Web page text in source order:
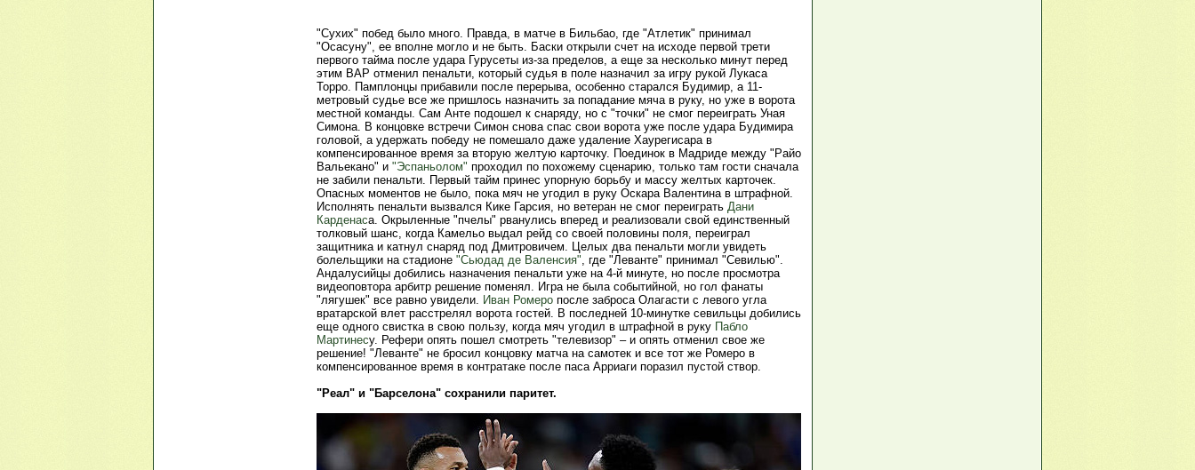
"Сухих" побед было много. Правда, в матче в Бильбао, где "Атлетик" принимал
"Осасуну", ее вполне могло и не быть. Баски открыли счет на исходе первой трети
первого тайма после удара Гурусеты из-за пределов, а еще за несколько минут перед
этим ВАР отменил пенальти, который судья в поле назначил за игру рукой Лукаса
Торро. Памплонцы прибавили после перерыва, особенно старался Будимир, а 11-
метровый судье все же пришлось назначить за попадание мяча в руку, но уже в ворота
местной команды. Сам Анте подошел к снаряду, но с "точки" не смог переиграть Уная
Симона. В концовке встречи Симон снова спас свои ворота уже после удара Будимира
головой, а удержать победу не помешало даже удаление Хаурегисара в
компенсированное время за вторую желтую карточку. Поединок в Мадриде между "Райо
Вальекано" и "Эспаньолом" проходил по похожему сценарию, только там гости сначала
не забили пенальти. Первый тайм принес упорную борьбу и массу желтых карточек.
Опасных моментов не было, пока мяч не угодил в руку Оскара Валентина в штрафной.
Исполнять пенальти вызвался Кике Гарсия, но ветеран не смог переиграть Дани
Карденаса. Окрыленные "пчелы" рванулись вперед и реализовали свой единственный
толковый шанс, когда Камельо выдал рейд со своей половины поля, переиграл
защитника и катнул снаряд под Дмитровичем. Целых два пенальти могли увидеть
болельщики на стадионе "Сьюдад де Валенсия", где "Леванте" принимал "Севилью".
Андалусийцы добились назначения пенальти уже на 4-й минуте, но после просмотра
видеоповтора арбитр решение поменял. Игра не была событийной, но гол фанаты
"лягушек" все равно увидели. Иван Ромеропосле заброса Олагасти с левого угла
вратарской влет расстрелял ворота гостей. В последней 10-минутке севильцы добились
еще одного свистка в свою пользу, когда мяч угодил в штрафной в руку Пабло
Мартинесу. Рефери опять пошел смотреть "телевизор" – и опять отменил свое же
решение! "Леванте" не бросил концовку матча на самотек и все тот же Ромеро в
компенсированное время в контратаке после паса Арриаги поразил пустой створ.
"Реал" и "Барселона" сохранили паритет.